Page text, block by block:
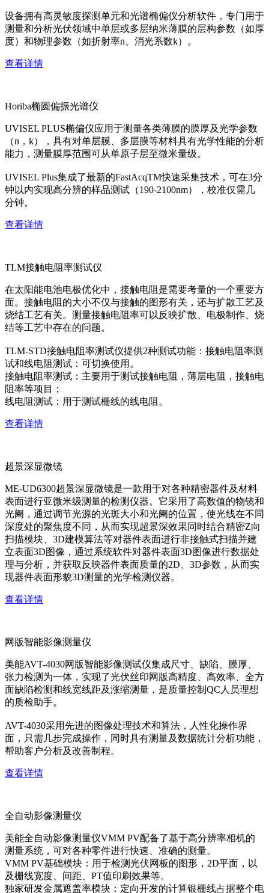
设备拥有高灵敏度探测单元和光谱椭偏仪分析软件，专门用于
测量和分析光伏领域中单层或多层纳米薄膜的层构参数（如厚
度）和物理参数（如折射率n、消光系数k）。
查看详情
Horiba椭圆偏振光谱仪
UVISEL PLUS椭偏仪应用于测量各类薄膜的膜厚及光学参数
（n，k），具有对单层膜、多层膜等材料具有光学性能的分析
能力，测量膜厚范围可从单原子层至微米量级。
UVISEL Plus集成了最新的FastAcqTM快速采集技术，可在3分
钟以内实现高分辨的样品测试（190-2100nm），校准仅需几
分钟。
查看详情
TLM接触电阻率测试仪
在太阳能电池电极优化中，接触电阻是需要考量的一个重要方
面。接触电阻的大小不仅与接触的图形有关，还与扩散工艺及
烧结工艺有关。测量接触电阻率可以反映扩散、电极制作、烧
结等工艺中存在的问题。
TLM-STD接触电阻率测试仪提供2种测试功能：接触电阻率测
试和线电阻测试：可切换使用。
接触电阻率测试：主要用于测试接触电阻，薄层电阻，接触电
阻率等项目；
线电阻测试：用于测试栅线的线电阻。
查看详情
超景深显微镜
ME-UD6300超景深显微镜是一款用于对各种精密器件及材料
表面进行亚微米级测量的检测仪器。它采用了高数值的物镜和
光阑，通过调节光源的光斑大小和光阑的位置，使光线在不同
深度处的聚焦度不同，从而实现超景深效果同时结合精密Z向
扫描模块、3D建模算法等对器件表面进行非接触式扫描并建
立表面3D图像，通过系统软件对器件表面3D图像进行数据处
理与分析，并获取反映器件表面质量的2D、3D参数，从而实
现器件表面形貌3D测量的光学检测仪器。
查看详情
网版智能影像测量仪
美能AVT-4030网版智能影像测试仪集成尺寸、缺陷、膜厚、
张力检测为一体，实现了光伏丝印网版高精度、高效率、全方
面缺陷检测和线宽线距及涨缩测量，是质量控制QC人员理想
的质检助手。
AVT-4030采用先进的图像处理技术和算法，人性化操作界
面，只需几步完成操作，同时具有测量及数据统计分析功能，
帮助客户分析及改善制程。
查看详情
全自动影像测量仪
美能全自动影像测量仪VMM PV配备了基于高分辨率相机的
测量系统，可对各种零件进行快速、准确的测量。
VMM PV基础模块：用于检测光伏网板的图形，2D平面，以
及栅线宽度、间距、PT值印刷效果等。
独家研发金属遮盖率模块：定向开发的计算银栅线占据整个电